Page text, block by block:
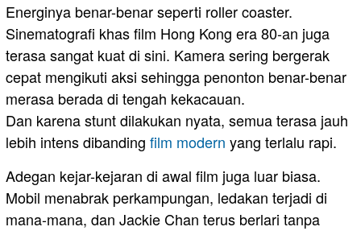
Energinya benar-benar seperti roller coaster.
Sinematografi khas film Hong Kong era 80-an juga
terasa sangat kuat di sini. Kamera sering bergerak
cepat mengikuti aksi sehingga penonton benar-benar
merasa berada di tengah kekacauan.
Dan karena stunt dilakukan nyata, semua terasa jauh
lebih intens dibanding film modern yang terlalu rapi.
Adegan kejar-kejaran di awal film juga luar biasa.
Mobil menabrak perkampungan, ledakan terjadi di
mana-mana, dan Jackie Chan terus berlari tanpa